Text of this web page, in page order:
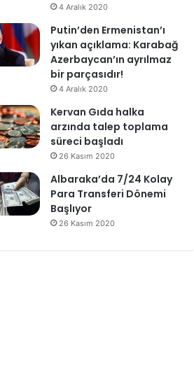
4 Aralık 2020
Putin’den Ermenistan’ı
yıkan açıklama: Karabağ
Azerbaycan’ın ayrılmaz
bir parçasıdır!
4 Aralık 2020
Kervan Gıda halka
arzında talep toplama
süreci başladı
26 Kasım 2020
Albaraka’da 7/24 Kolay
Para Transferi Dönemi
Başlıyor
26 Kasım 2020